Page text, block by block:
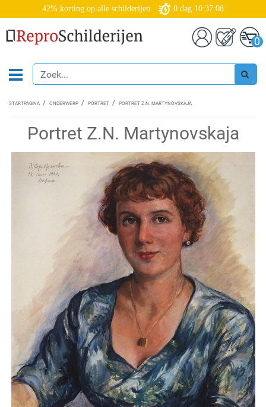
42% korting op alle schilderijen 0 dag 10:37:08
0
STARTPAGINA ONDERWERP PORTRET PORTRET Z.N. MARTYNOVSKAJA
Portret Z.N. Martynovskaja